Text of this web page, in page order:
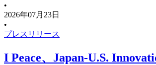
I Peace、Japan-U.S.
•
2026年07月23日
•
プレスリリース